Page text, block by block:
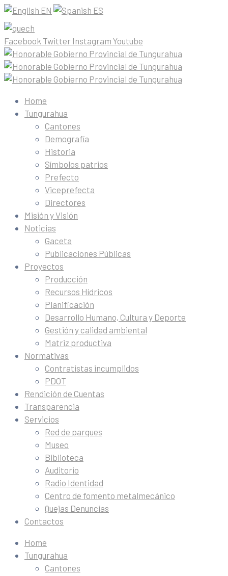
EN ES
Facebook Twitter Instagram Youtube
Home
Tungurahua
Cantones
Demografía
Historia
Símbolos patrios
Prefecto
Viceprefecta
Directores
Misión y Visión
Noticias
Gaceta
Publicaciones Públicas
Proyectos
Producción
Recursos Hídricos
Planificación
Desarrollo Humano, Cultura y Deporte
Gestión y calidad ambiental
Matriz productiva
Normativas
Contratistas incumplidos
PDOT
Rendición de Cuentas
Transparencia
Servicios
Red de parques
Museo
Biblioteca
Auditorio
Radio Identidad
Centro de fomento metalmecánico
Quejas Denuncias
Contactos
Home
Tungurahua
Cantones